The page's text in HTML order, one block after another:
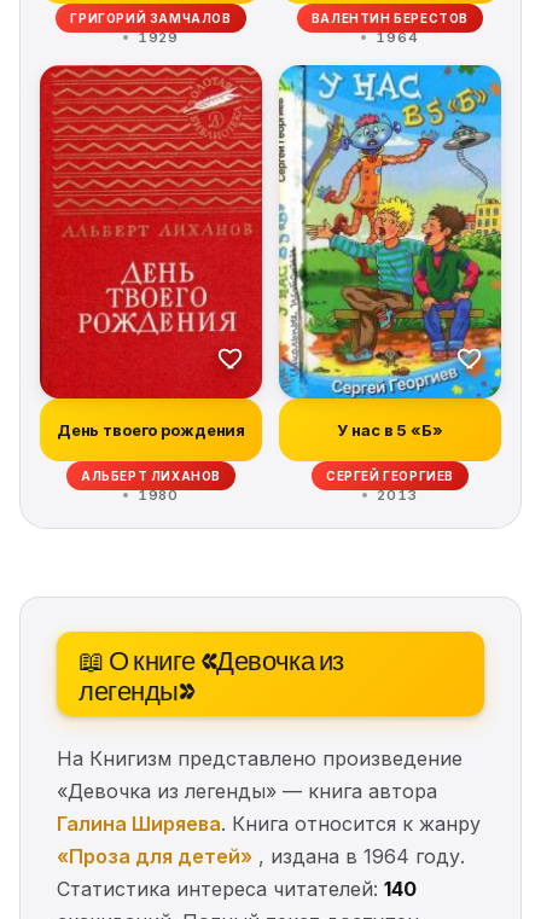
ГРИГОРИЙ ЗАМЧАЛОВ
1929
ВАЛЕНТИН БЕРЕСТОВ
1964
День твоего рождения
АЛЬБЕРТ ЛИХАНОВ
1980
У нас в 5 «Б»
СЕРГЕЙ ГЕОРГИЕВ
2013
📖 О книге «Девочка из
легенды»
На Книгизм представлено произведение
«Девочка из легенды» — книга автора
Галина Ширяева. Книга относится к жанру
«Проза для детей» , издана в 1964 году.
Статистика интереса читателей: 140